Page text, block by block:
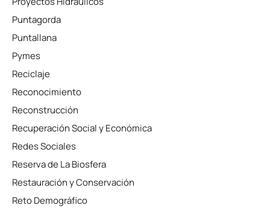
Puntagorda
Puntallana
Pymes
Reciclaje
Reconocimiento
Reconstrucción
Recuperación Social y Económica
Redes Sociales
Reserva de La Biosfera
Restauración y Conservación
Reto Demográfico